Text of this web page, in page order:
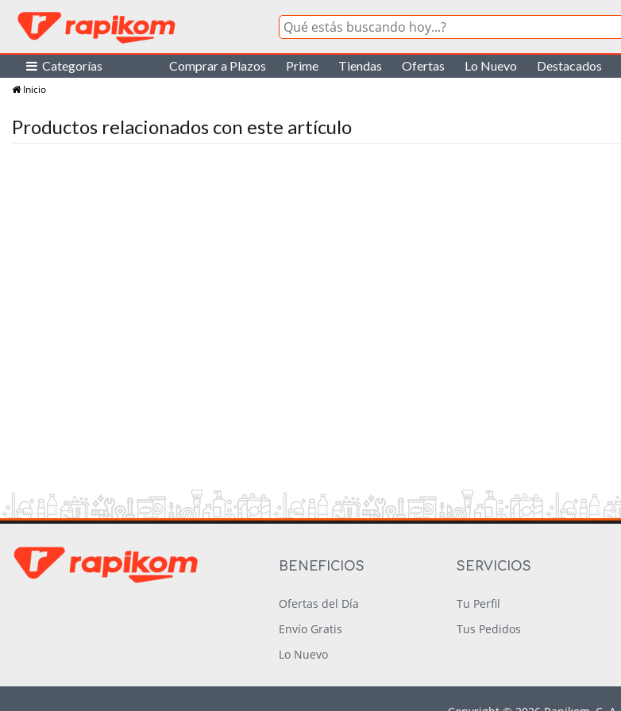
Categorías Comprar a Plazos Prime Tiendas Ofertas Lo Nuevo Destacados
Inicio
Productos relacionados con este artículo
BENEFICIOS
Ofertas del Día
Envío Gratis
Lo Nuevo
SERVICIOS
Tu Perfil
Tus Pedidos